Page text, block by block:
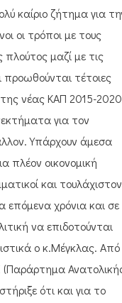
καίριο ζήτημα για
οι τρόποι με τους
πλούτος μαζί με τις
προωθούνται τέτοιες
νέας ΚΑΠ 2015-2020
για τον
Υπάρχουν άμεσα
πλέον οικονομική
και τουλάχιστον
επόμενα χρόνια και σε
να επιδοτούνται
ο κ.Μέγκλας. Από
(Παράρτημα
ότι και για το